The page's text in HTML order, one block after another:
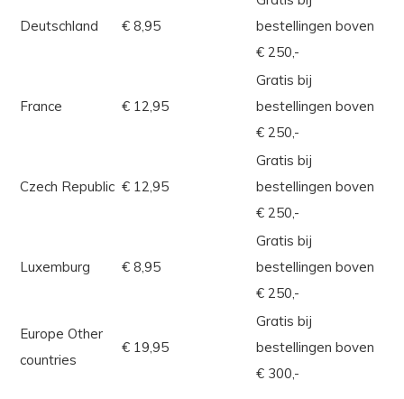
Deutschland € 8,95
bestellingen boven
€ 250,-
France € 12,95
Gratis bij
bestellingen boven
€ 250,-
Czech Republic € 12,95
Gratis bij
bestellingen boven
€ 250,-
Luxemburg € 8,95
Gratis bij
bestellingen boven
€ 250,-
Europe Other
countries
€ 19,95
Gratis bij
bestellingen boven
€ 300,-